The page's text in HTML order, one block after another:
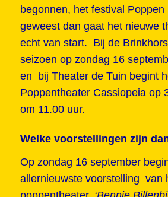
begonnen, het festival
geweest dan gaat het nieuwe
echt van start. Bij de
seizoen op zondag 16
en bij Theater de Tuin begint
Poppentheater Cassiopeia op
om 11.00 uur.
Welke voorstellingen zijn
Op zondag 16 september
allernieuwste voorstelling van